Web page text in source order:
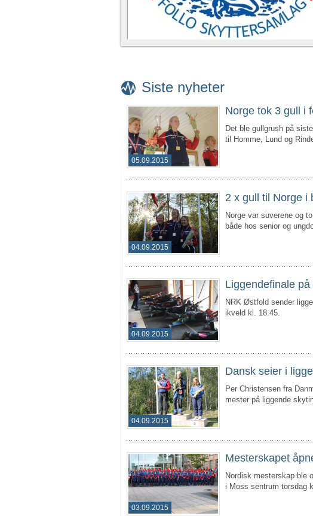
Siste nyheter
05.09.2015
Norge tok 3 gull i
Det ble gullgrush på
til Homme, Lund og
04.09.2015
2 x gull til Norge i
Norge var suverene og
både hos senior og
04.09.2015
Liggendefinale på
NRK Østfold sender
ikveld kl. 18.45.
04.09.2015
Dansk seier i
Per Christensen fra
mester på liggende
03.09.2015
Mesterskapet
Nordisk mesterskap ble
i Moss sentrum torsdag